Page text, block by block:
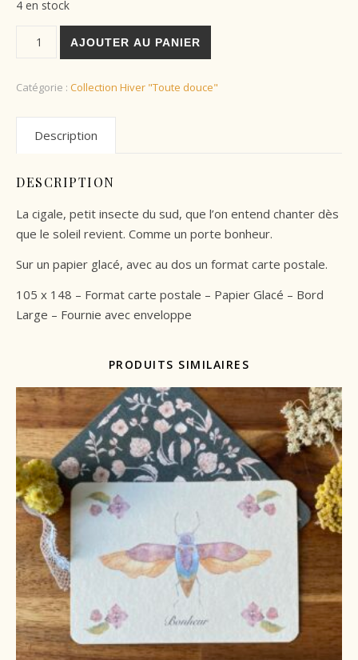
4 en stock
AJOUTER AU PANIER
Catégorie : Collection Hiver "Toute douce"
Description
DESCRIPTION
La cigale, petit insecte du sud, que l’on entend chanter dès
que le soleil revient. Comme un porte bonheur.
Sur un papier glacé, avec au dos un format carte postale.
105 x 148 – Format carte postale – Papier Glacé – Bord
Large – Fournie avec enveloppe
PRODUITS SIMILAIRES